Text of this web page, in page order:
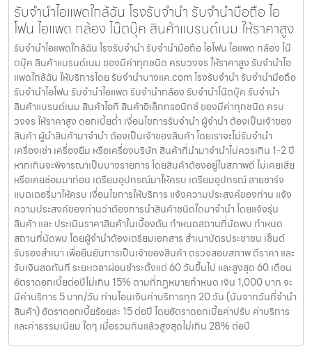
รับจำนำไอแพดใกล้ฉัน โรงรับจำนำ รับจำนำมือถือ ไอ
โฟน ไอแพด กล้อง โน๊ตบุ๊ค สินค้าแบรนด์เนม ให้ราคาสูง
รับจำนำไอแพดใกล้ฉัน โรงรับจำนำ รับจำนำมือถือ ไอโฟน ไอแพด กล้อง โน๊
ตบุ๊ค สินค้าแบรนด์เนม ของมีค่าทุกชนิด ครบวงจร ให้ราคาสูง รับจำนำไอ
แพดใกล้ฉัน ให้บริการโดย รับจํานําบางแค.com โรงรับจำนำ รับจำนำมือถือ
รับจำนำไอโฟน รับจำนำไอแพด รับจำนำกล้อง รับจำนำโน๊ตบุ๊ค รับจำนำ
สินค้าแบรนด์เนม สินค้าไอที สินค้าอิเล็กทรอนิกซ์ ของมีค่าทุกชนิด ครบ
วงจร ให้ราคาสูง ดอกเบี้ยต่ำ เงื่อนไขการรับจำนำ ผู้จำนำ ต้องเป็นเจ้าของ
สินค้า ผู้นำสินค้ามาจำนำ ต้องเป็นเจ้าของสินค้า โดยเราจะไม่รับจำนำ
เครื่องเช่า เครื่องยืม หรือเครื่องบริษัท สินค้าที่นำมาจำนำไม่ควรเกิน 1-2 ปี
หากเกินจะพิจารณาเป็นบางรายการ โดยสินค้าต้องอยู่ในสภาพดี ไม่เคยเสีย
หรือเคยซ่อมมาก่อน เตรียมอุปกรณ์มาให้ครบ เตรียมอุปกรณ์ สายชาร์จ
แบตเตอรี่มาให้ครบ เงื่อนไขการให้บริการ แจ้งความประสงค์ของท่าน แจ้ง
ความประสงค์ของท่านว่าต้องการนำสินค้าชนิดใดมาจำนำ โดยแจ้งรุ่น
สินค้า และ ประเมินราคาสินค้าในเบื้องต้น กำหนดสถานที่นัดพบ กำหนด
สถานที่นัดพบ โดยผู้จำนำต้องเตรียมเอกสาร สำเนาบัตรประชาชน เซ็นต์
รับรองสำเนา เพื่อยืนยันการเป็นเจ้าของสินค้า ตรวจสอบสภาพ ตีราคา และ
รับเงินสดทันที ระยะเวลาผ่อนชำระตั้งแต่ 60 วันขึ้นไป และสูงสุด 60 เดือน
อัตราดอกเบี้ยต่อปีไม่เกิน 15% ตามที่กฏหมายกำหนด เงิน 1,000 บาท จะ
มีค่าบริการ 5 บาท/วัน ท่านโอนเงินค่าบริการทุก 20 วัน (นับจากวันที่จำนำ
สินค้า) อัตราดอกเบี้ยร้อยละ 15 ต่อปี โดยอัตราดอกเบี้ยค่าปรับ ค่าบริการ
และค่าธรรมเนียม ใดๆ เมื่อรวมกันแล้วสูงสุดไม่เกิน 28% ต่อปี